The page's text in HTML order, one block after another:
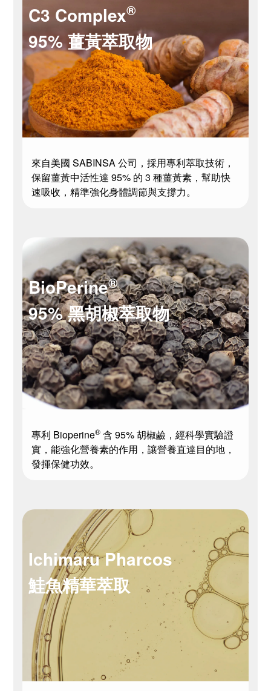
C3 Complex®
95% 薑黃萃取物
來自美國 SABINSA 公司，採用專利萃取技術，
保留薑黃中活性達 95% 的 3 種薑黃素，幫助快
速吸收，精準強化身體調節與支撐力。
BioPerine®
95% 黑胡椒萃取物
專利 Bioperine® 含 95% 胡椒鹼，經科學實驗證
實，能強化營養素的作用，讓營養直達目的地，
發揮保健功效。
Ichimaru Pharcos
鮭魚精華萃取